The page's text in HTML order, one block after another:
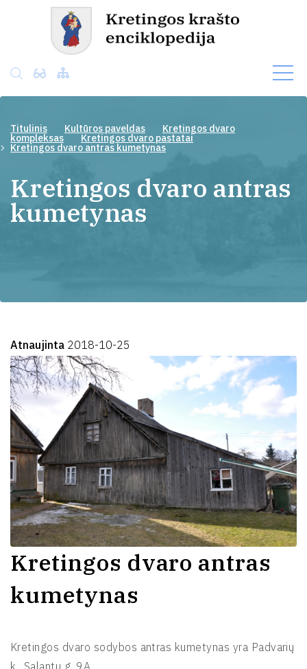
Titulinis Kultūros paveldas Kretingos dvaro
kompleksas Kretingos dvaro pastatai
Kretingos dvaro antras kumetynas
Kretingos dvaro antras
kumetynas
Atnaujinta 2018-10-25
Kretingos dvaro antras
kumetynas
Kretingos dvaro sodybos antras kumetynas yra Padvarių
k., Salantų g. 9A.